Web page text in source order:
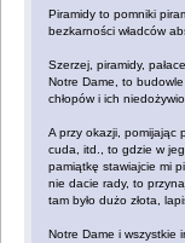
Piramidy to pomniki
bezkarności władców
Szerzej, piramidy,
Notre Dame, to budowle
chłopów i ich
A przy okazji, pomijając
cuda, itd., to gdzie w
pamiątkę stawiajcie mi
nie dacie rady, to
tam było dużo złota,
Notre Dame i wszystkie